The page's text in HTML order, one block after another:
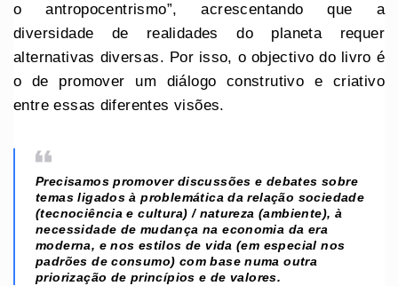
o antropocentrismo”, acrescentando que a
diversidade de realidades do planeta requer
alternativas diversas. Por isso, o objectivo do livro é
o de promover um diálogo construtivo e criativo
entre essas diferentes visões.
Precisamos promover discussões e debates sobre
temas ligados à problemática da relação sociedade
(tecnociência e cultura) / natureza (ambiente), à
necessidade de mudança na economia da era
moderna, e nos estilos de vida (em especial nos
padrões de consumo) com base numa outra
priorização de princípios e de valores.